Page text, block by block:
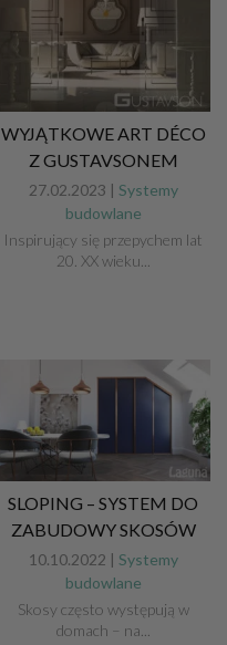
WYJĄTKOWE ART DÉCO
Z GUSTAVSONEM
27.02.2023 | Systemy
budowlane
Inspirujący się przepychem lat
20. XX wieku...
SLOPING – SYSTEM DO
ZABUDOWY SKOSÓW
10.10.2022 | Systemy
budowlane
Skosy często występują w
domach – na...